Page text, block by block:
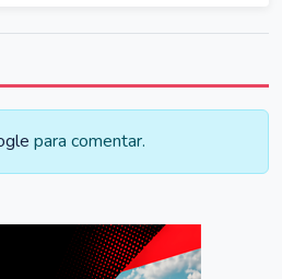
para comentar.